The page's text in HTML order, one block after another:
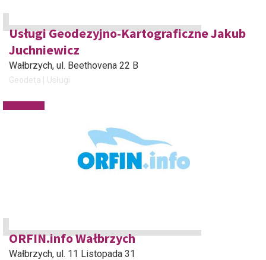
Usługi Geodezyjno-Kartograficzne Jakub
Juchniewicz
Wałbrzych, ul. Beethovena 22 B
Geodeta Usługi
ORFIN.info Wałbrzych
Wałbrzych, ul. 11 Listopada 31